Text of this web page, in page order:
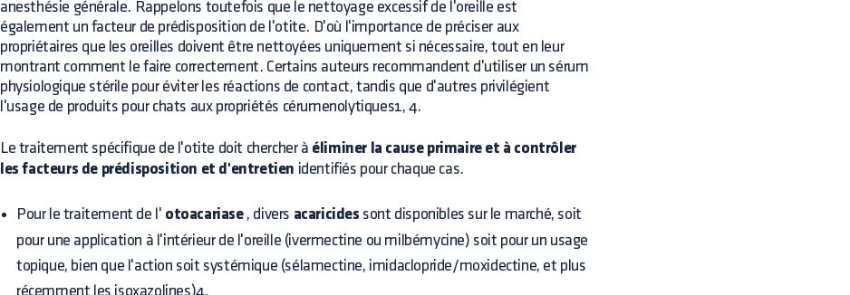
anesthésie générale. Rappelons toutefois que le nettoyage excessif de l'oreille est
également un facteur de prédisposition de l'otite. D'où l'importance de préciser aux
propriétaires que les oreilles doivent être nettoyées uniquement si nécessaire, tout en leur
montrant comment le faire correctement. Certains auteurs recommandent d'utiliser un sérum
physiologique stérile pour éviter les réactions de contact, tandis que d'autres privilégient
l'usage de produits pour chats aux propriétés cérumenolytiques1, 4.
Le traitement spécifique de l'otite doit chercher à éliminer la cause primaire et à contrôler
les facteurs de prédisposition et d'entretien identifiés pour chaque cas.
Pour le traitement de l' otoacariase, divers acaricides sont disponibles sur le marché, soit
pour une application à l'intérieur de l'oreille (ivermectine ou milbémycine) soit pour un usage
topique, bien que l'action soit systémique (sélamectine, imidaclopride/moxidectine, et plus
récemment les isoxazolines)4.